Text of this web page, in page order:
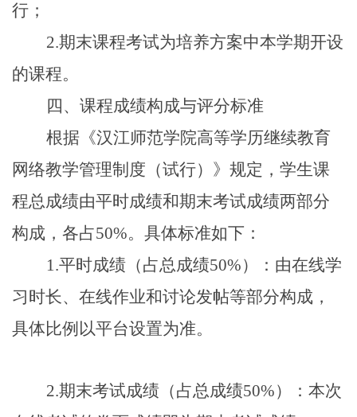
行；
2.期末课程考试为培养方案中本学期开设
的课程。
四、课程成绩构成与评分标准
根据《汉江师范学院高等学历继续教育
网络教学管理制度（试行）》规定，学生课
程总成绩由平时成绩和期末考试成绩两部分
构成，各占50%。具体标准如下：
1.平时成绩（占总成绩50%）：由在线学
习时长、在线作业和讨论发帖等部分构成，
具体比例以平台设置为准。
2.期末考试成绩（占总成绩50%）：本次